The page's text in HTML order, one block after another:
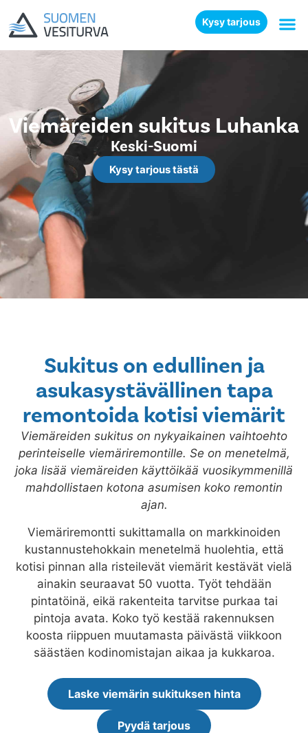
Kysy tarjous
Viemäreiden sukitus Luhanka
Keski-Suomi
Kysy tarjous tästä
Sukitus on edullinen ja
asukasystävällinen tapa
remontoida kotisi viemärit
Viemäreiden sukitus on nykyaikainen vaihtoehto
perinteiselle viemäriremontille. Se on menetelmä,
joka lisää viemäreiden käyttöikää vuosikymmenillä
mahdollistaen kotona asumisen koko remontin
ajan.
Viemäriremontti sukittamalla on markkinoiden
kustannustehokkain menetelmä huolehtia, että
kotisi pinnan alla risteilevät viemärit kestävät vielä
ainakin seuraavat 50 vuotta. Työt tehdään
pintatöinä, eikä rakenteita tarvitse purkaa tai
pintoja avata. Koko työ kestää rakennuksen
koosta riippuen muutamasta päivästä viikkoon
säästäen kodinomistajan aikaa ja kukkaroa.
Laske viemärin sukituksen hinta
Pyydä tarjous